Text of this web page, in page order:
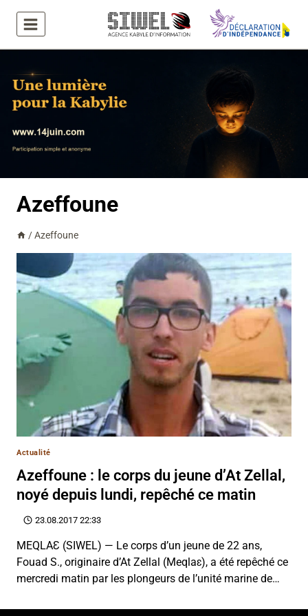
contenu
Azeffoune
/ Azeffoune
Actualité
Azeffoune : le corps du jeune d’At Zellal,
noyé depuis lundi, repêché ce matin
23.08.2017 22:33
MEQLAƐ (SIWEL) — Le corps d’un jeune de 22 ans,
Fouad S., originaire d’At Zellal (Meqlaɛ), a été repêché ce
mercredi matin par les plongeurs de l’unité marine de…